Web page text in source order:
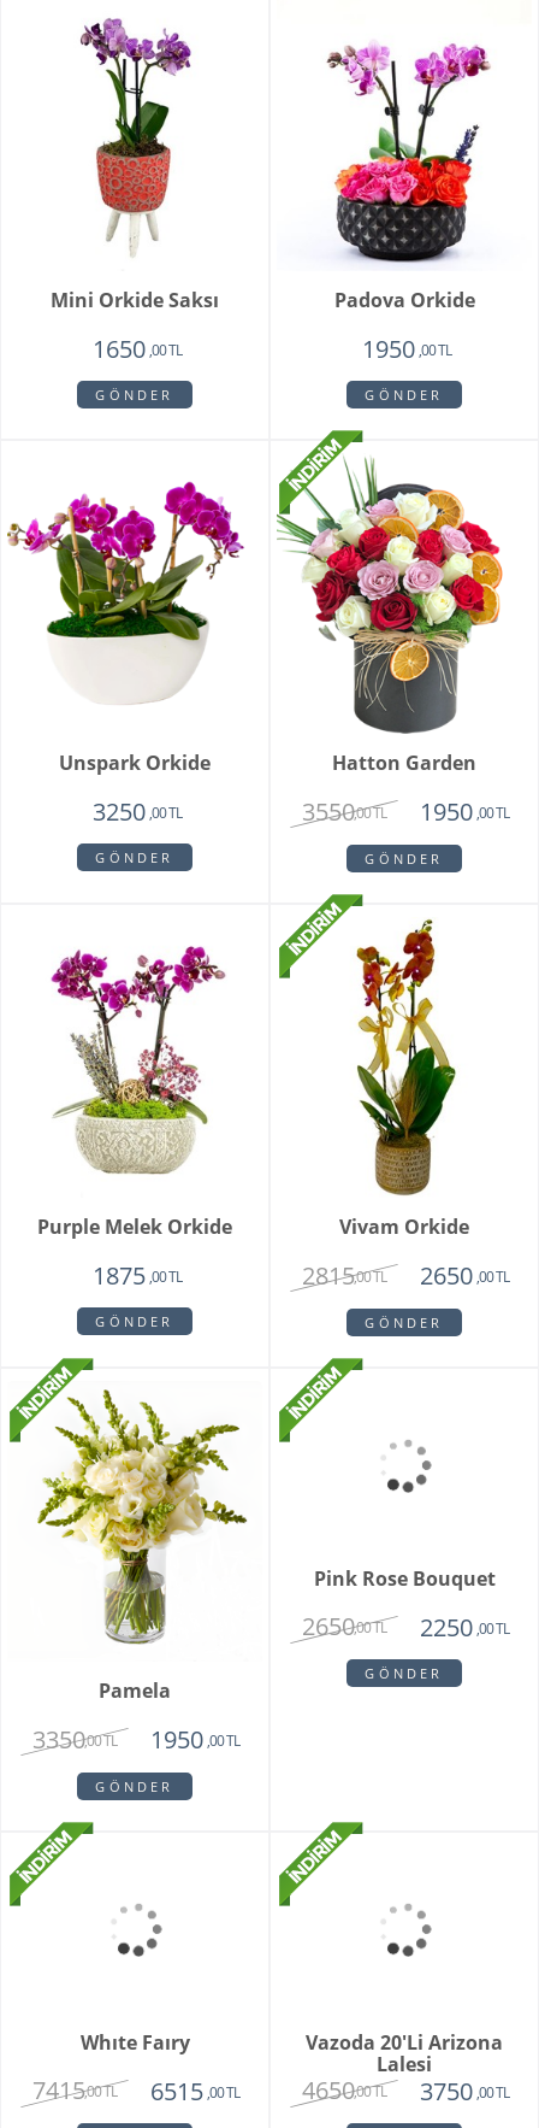
Mini Orkide Saksı
1650 ,00 TL
GÖNDER
Padova Orkide
1950 ,00 TL
GÖNDER
Unspark Orkide
3250 ,00 TL
GÖNDER
Hatton Garden
3550,00 TL 1950 ,00 TL
GÖNDER
Purple Melek Orkide
1875 ,00 TL
GÖNDER
Vivam Orkide
2815,00 TL 2650 ,00 TL
GÖNDER
Pamela
3350,00 TL 1950 ,00 TL
GÖNDER
Pink Rose Bouquet